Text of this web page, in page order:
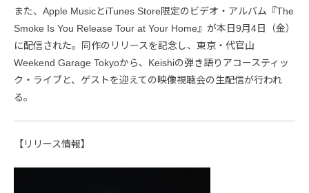
また、Apple MusicとiTunes Store限定のビデオ・アルバム『The
Smoke Is You Release Tour at Your Home』が本日9月4日（金）
に配信された。同作のリリースを記念し、東京・代官山
Weekend Garage Tokyoから、Keishiの弾き語りアコースティッ
ク・ライブと、ゲストを迎えての映像視聴会の生配信が行われ
る。
【リリース情報】